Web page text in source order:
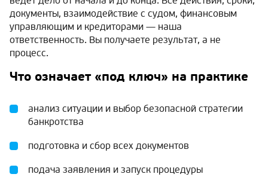
документы, взаимодействие с судом, финансовым
управляющим и кредиторами — наша
ответственность. Вы получаете результат, а не
процесс.
Что означает «под ключ» на практике
анализ ситуации и выбор безопасной стратегии
банкротства
подготовка и сбор всех документов
подача заявления и запуск процедуры